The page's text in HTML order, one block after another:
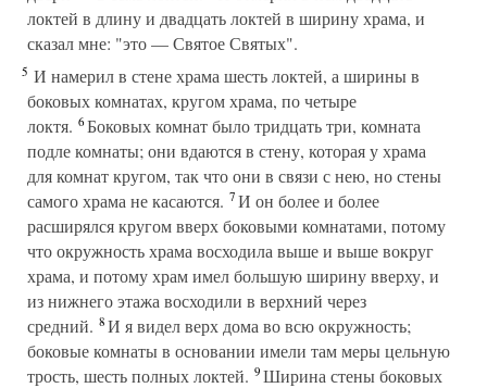
локтей в длину и двадцать локтей в ширину храма, и
сказал мне: "это — Святое Святых".
5 И намерил в стене храма шесть локтей, а ширины в
боковых комнатах, кругом храма, по четыре
локтя. 6Боковых комнат было тридцать три, комната
подле комнаты; они вдаются в стену, которая у храма
для комнат кругом, так что они в связи с нею, но стены
самого храма не касаются. 7И он более и более
расширялся кругом вверх боковыми комнатами, потому
что окружность храма восходила выше и выше вокруг
храма, и потому храм имел большую ширину вверху, и
из нижнего этажа восходили в верхний через
средний. 8И я видел верх дома во всю окружность;
боковые комнаты в основании имели там меры цельную
трость, шесть полных локтей. 9Ширина стены боковых